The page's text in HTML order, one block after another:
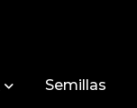
Semillas